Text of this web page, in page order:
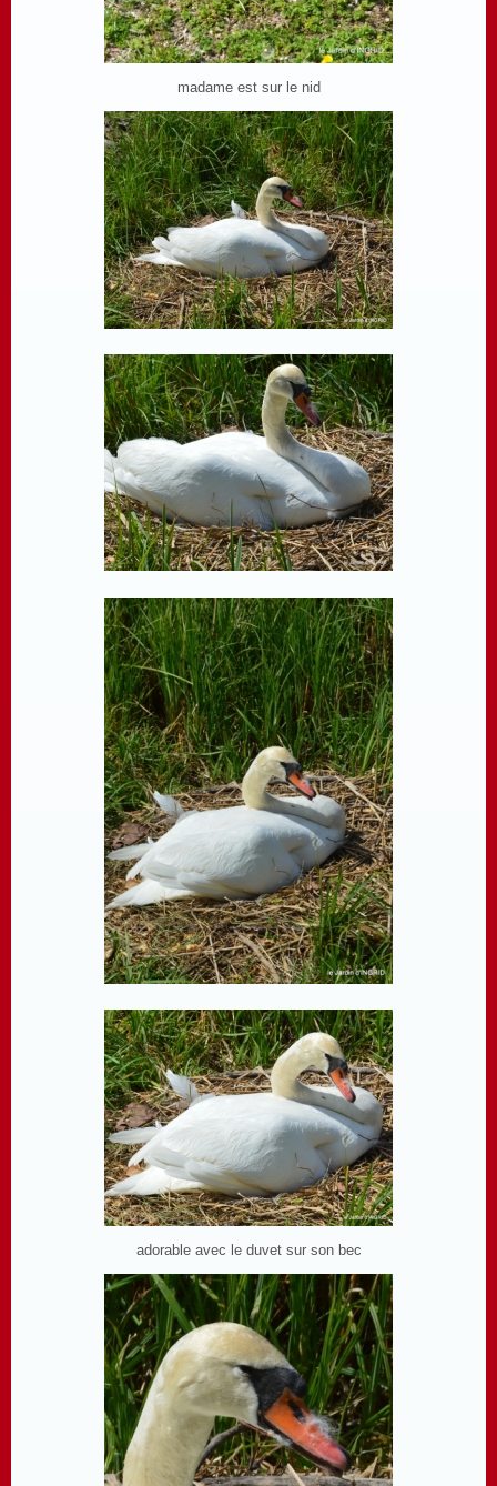
madame est sur le nid
adorable avec le duvet sur son bec